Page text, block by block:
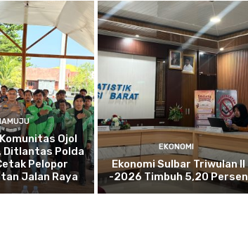
Ojol
Ditlantas Polda
Pelopor
Jalan Raya
EKONOMI
Ekonomi Sulbar Triwulan II
-2026 Timbuh 5,20 Persen